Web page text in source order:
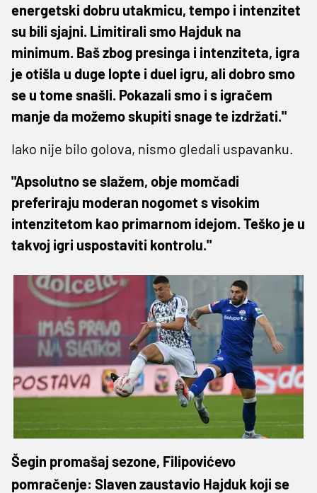
energetski dobru utakmicu, tempo i intenzitet
su bili sjajni. Limitirali smo Hajduk na
minimum. Baš zbog presinga i intenziteta, igra
je otišla u duge lopte i duel igru, ali dobro smo
se u tome snašli. Pokazali smo i s igračem
manje da možemo skupiti snage te izdržati."
Iako nije bilo golova, nismo gledali uspavanku.
"Apsolutno se slažem, obje momčadi
preferiraju moderan nogomet s visokim
intenzitetom kao primarnom idejom. Teško je u
takvoj igri uspostaviti kontrolu."
Šegin promašaj sezone, Filipovićevo
pomračenje: Slaven zaustavio Hajduk koji se